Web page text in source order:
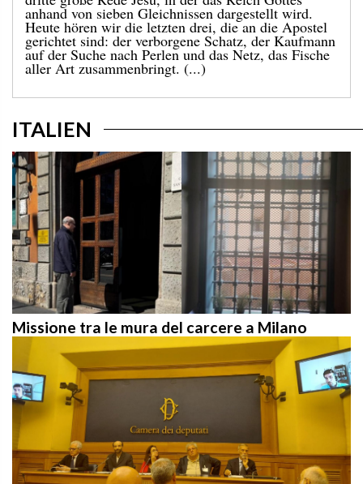
Evangelium drei weitere Gleichnisse vor. Sie
offenbaren das Geheimnis der Gegenwart des
Himmelreiches mitten unter uns. Wir befinden uns
im 13. Kapitel des Matthäusevangeliums, in der
sogenannten „Gleichnisrede“. (...)
ITALIEN
Missione tra le mura del carcere a Milano